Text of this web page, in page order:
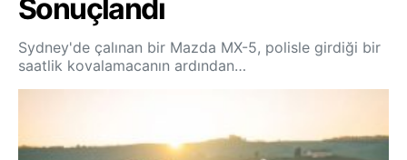
Sonuçlandı
Sydney'de çalınan bir Mazda MX-5, polisle girdiği bir
saatlik kovalamacanın ardından…